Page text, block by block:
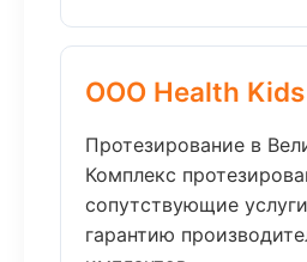
ООО Health Kids
Протезирование в
Комплекс
сопутствующие
гарантию